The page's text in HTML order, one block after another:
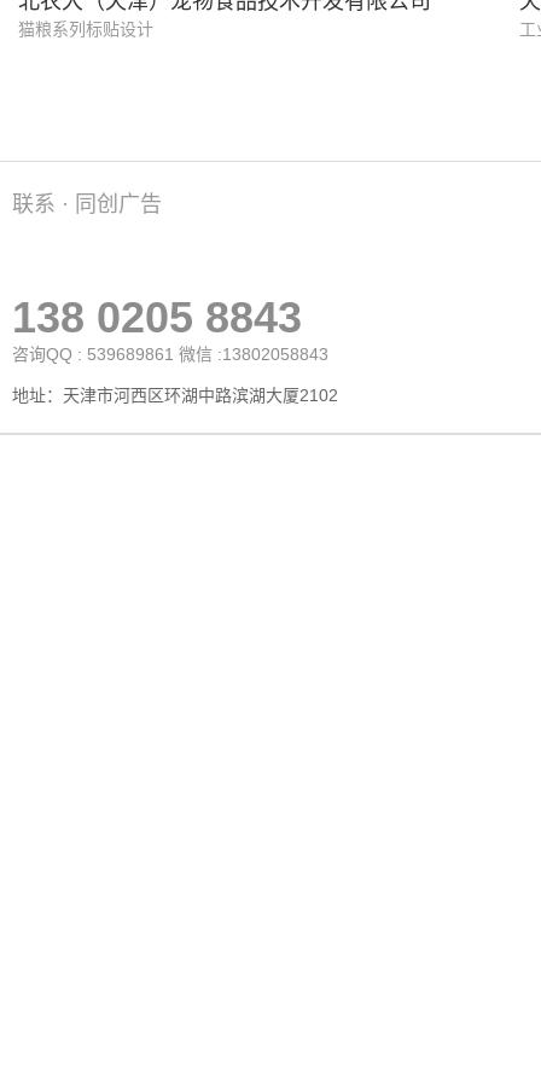
猫粮系列标贴设计 工
联系 · 同创广告
138 0205 8843
咨询QQ : 539689861 微信 :13802058843
地址：天津市河西区环湖中路滨湖大厦2102